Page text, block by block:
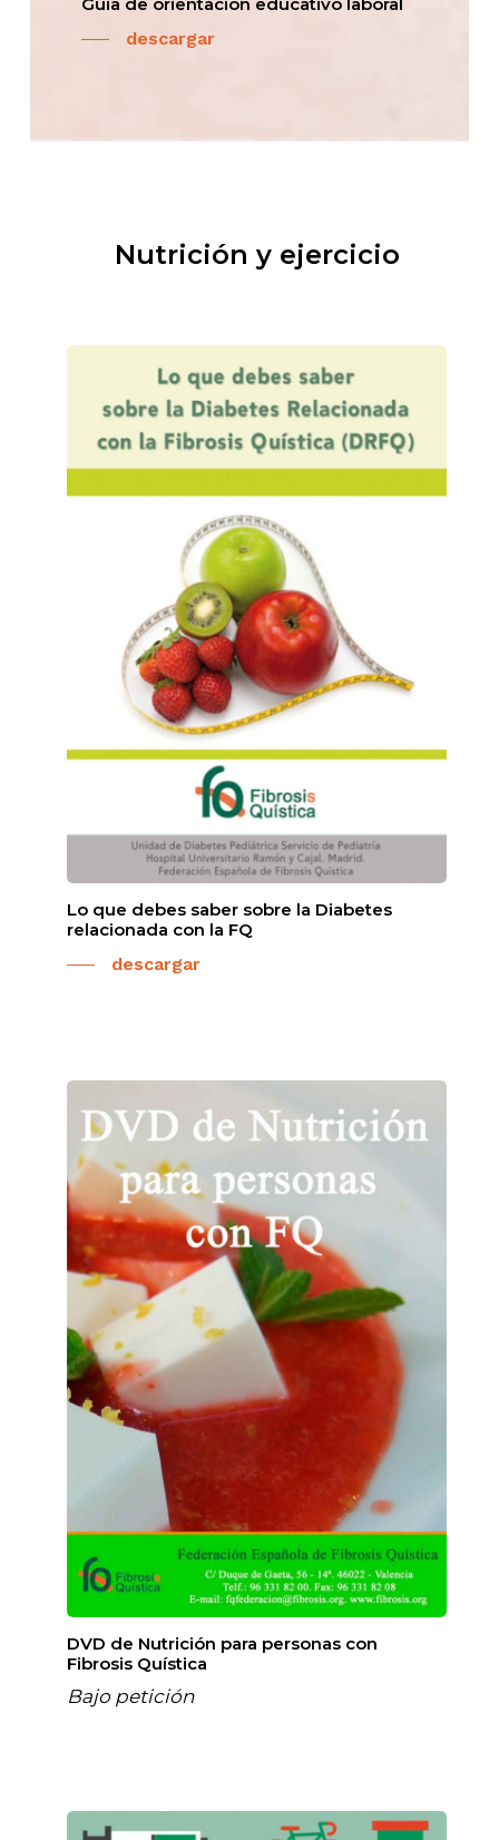
descargar
Nutrición y ejercicio
Lo que debes saber sobre la Diabetes
relacionada con la FQ
descargar
DVD de Nutrición para personas con
Fibrosis Quística
Bajo petición